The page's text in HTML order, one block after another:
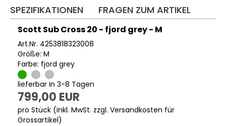
SPEZIFIKATIONEN
FRAGEN ZUM ARTIKEL
Scott Sub Cross 20 - fjord grey - M
Art.Nr. 4253818323008
Größe: M
Farbe: fjord grey
lieferbar in 3-8 Tagen
799,00 EUR
pro Stück (inkl. MwSt. zzgl. Versandkosten für
Grossartikel)